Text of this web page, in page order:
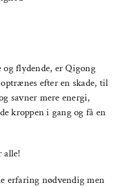
flydende, er Qigong
efter en skade, til
savner mere energi,
kroppen i gang og få en
alle!
erfaring nødvendig men